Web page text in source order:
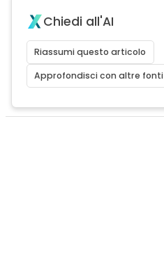
Chiedi all'AI
Riassumi questo articolo
Approfondisci con altre fonti